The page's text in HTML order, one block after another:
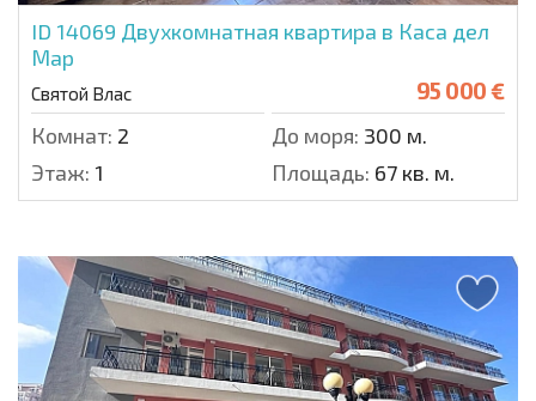
ID 14069 Двухкомнатная квартира в Каса дел
Мар
Святой Влас 95 000 €
Комнат: 2 До моря: 300 м.
Этаж: 1 Площадь: 67 кв. м.